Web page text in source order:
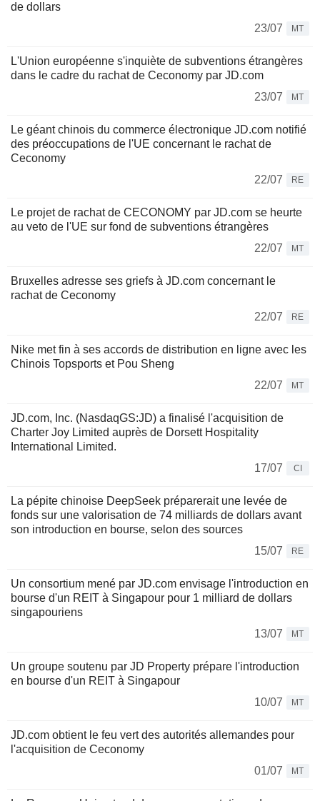
de dollars
23/07
MT
L'Union européenne s'inquiète de subventions étrangères
dans le cadre du rachat de Ceconomy par JD.com
23/07
MT
Le géant chinois du commerce électronique JD.com notifié
des préoccupations de l'UE concernant le rachat de
Ceconomy
22/07
RE
Le projet de rachat de CECONOMY par JD.com se heurte
au veto de l'UE sur fond de subventions étrangères
22/07
MT
Bruxelles adresse ses griefs à JD.com concernant le
rachat de Ceconomy
22/07
RE
Nike met fin à ses accords de distribution en ligne avec les
Chinois Topsports et Pou Sheng
22/07
MT
JD.com, Inc. (NasdaqGS:JD) a finalisé l'acquisition de
Charter Joy Limited auprès de Dorsett Hospitality
International Limited.
17/07
CI
La pépite chinoise DeepSeek préparerait une levée de
fonds sur une valorisation de 74 milliards de dollars avant
son introduction en bourse, selon des sources
15/07
RE
Un consortium mené par JD.com envisage l'introduction en
bourse d'un REIT à Singapour pour 1 milliard de dollars
singapouriens
13/07
MT
Un groupe soutenu par JD Property prépare l'introduction
en bourse d'un REIT à Singapour
10/07
MT
JD.com obtient le feu vert des autorités allemandes pour
l'acquisition de Ceconomy
01/07
MT